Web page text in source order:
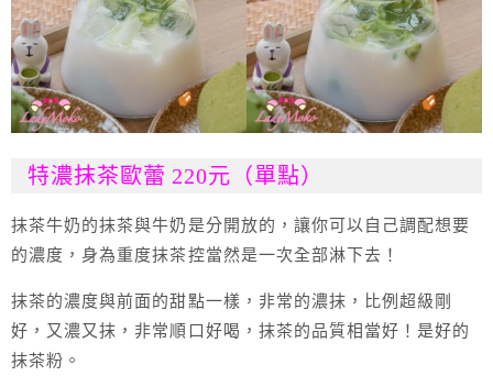
特濃抹茶歐蕾 220元（單點）
抹茶牛奶的抹茶與牛奶是分開放的，讓你可以自己調配想要
的濃度，身為重度抹茶控當然是一次全部淋下去！
抹茶的濃度與前面的甜點一樣，非常的濃抹，比例超級剛
好，又濃又抹，非常順口好喝，抹茶的品質相當好！是好的
抹茶粉。